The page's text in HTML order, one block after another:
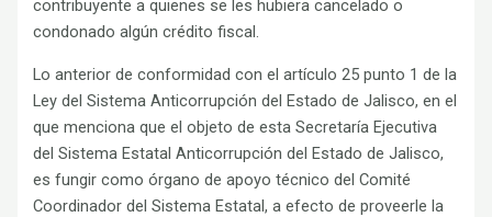
contribuyente a quienes se les hubiera cancelado o
condonado algún crédito fiscal.
Lo anterior de conformidad con el artículo 25 punto 1 de la
Ley del Sistema Anticorrupción del Estado de Jalisco, en el
que menciona que el objeto de esta Secretaría Ejecutiva
del Sistema Estatal Anticorrupción del Estado de Jalisco,
es fungir como órgano de apoyo técnico del Comité
Coordinador del Sistema Estatal, a efecto de proveerle la